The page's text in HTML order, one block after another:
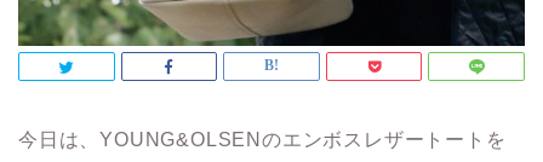
今日は、YOUNG&OLSENのエンボスレザートートを